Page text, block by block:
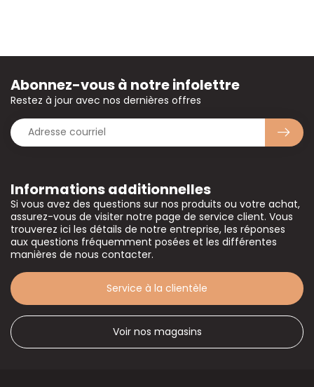
Informations additionnelles
Si vous avez des questions sur nos produits ou votre achat,
assurez-vous de visiter notre page de service client. Vous
trouverez ici les détails de notre entreprise, les réponses
aux questions fréquemment posées et les différentes
manières de nous contacter.
Service à la clientèle
Voir nos magasins
Abonnez-vous à notre infolettre
Restez à jour avec nos dernières offres